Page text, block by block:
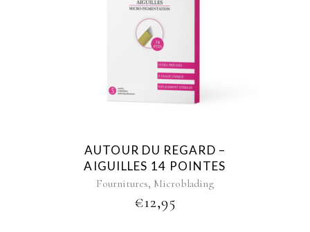
AUTOUR DU REGARD –
AIGUILLES 14 POINTES
Fournitures, Microblading
€12,95